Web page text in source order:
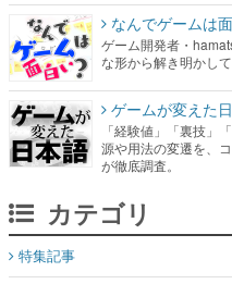
なんでゲームは
ゲーム開発者・
な形から解き明かし
ゲームが変えた
「経験値」「裏技」
源や用法の変遷を、
が徹底調査。
カテゴリ
特集記事